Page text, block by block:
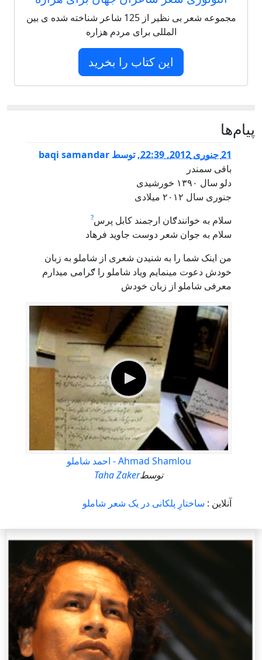
مجموعه شعر بی نظیر از 125 شاعر شناخته شده ی بین
المللی برای مردم هزاره
این کتاب را بخرید
پيام‌ها
21 جنوری 2012, 22:39 ,توسط baqi samandar
باقی سمندر
دلو سال ۱۳۹۰ خورشیدی
جنوری سال ۲۰۱۲ میلادی
سلام به خوانندګان ارجمند کابل پرس?
سلام به جوان شعر دوست جاوید فرهاد
من اینک شما را به شنیدن شعری از شاملو به زبان
خودش دعوت مینمایم ویاد شاملو را ګرامی میدارم
معرفی شاملو از زبان خودش
Ahmad Shamlou - احمد شاملو
توسطTaha Zaker
آنلاین : ساختارِ پلکانی در یک شعر شاملو